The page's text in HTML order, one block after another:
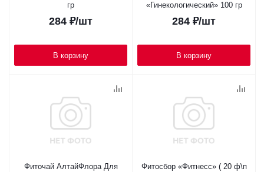
гр
284 ₽/шт
В корзину
«Гинекологический» 100 гр
284 ₽/шт
В корзину
Фиточай АлтайФлора Для
Фитосбор «Фитнесс» ( 20 ф\п